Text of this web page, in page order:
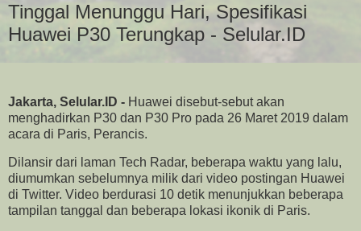
Tinggal Menunggu Hari, Spesifikasi
Huawei P30 Terungkap - Selular.ID
Jakarta, Selular.ID - Huawei disebut-sebut akan
menghadirkan P30 dan P30 Pro pada 26 Maret 2019 dalam
acara di Paris, Perancis.
Dilansir dari laman Tech Radar, beberapa waktu yang lalu,
diumumkan sebelumnya milik dari video postingan Huawei
di Twitter. Video berdurasi 10 detik menunjukkan beberapa
tampilan tanggal dan beberapa lokasi ikonik di Paris.